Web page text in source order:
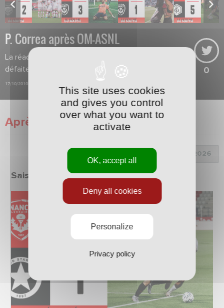
P. Correa après OM-ASNL
La réaction de Pablo Correa après la
défaite au stade Vélodrome (1-0).
17/10/2010
0
Après match
Choix de la saison :
Saison 2025/2026
This site uses cookies
and gives you control
over what you want to
activate
OK, accept all
Deny all cookies
Personalize
Privacy policy